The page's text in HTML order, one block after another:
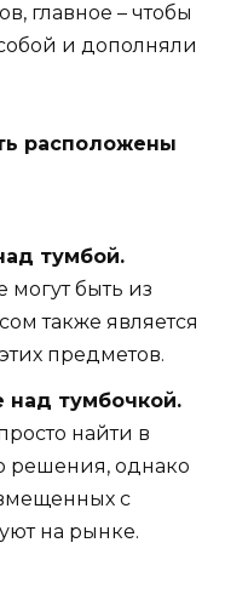
главное – чтобы
и дополняли
расположены
тумбой.
могут быть из
также является
предметов.
над тумбочкой.
найти в
решения, однако
с
на рынке.